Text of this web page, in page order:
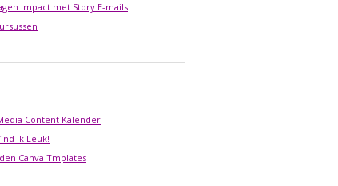
Impact met Story E-mails
Content Kalender
Ik Leuk!
Canva Tmplates